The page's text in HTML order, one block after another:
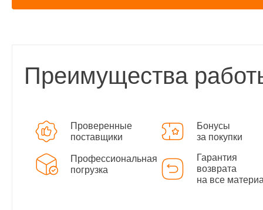
Преимущества
Проверенные
поставщики
Бонусы
за покупки
Профессиональная
погрузка
Гарантия
возврата
на все